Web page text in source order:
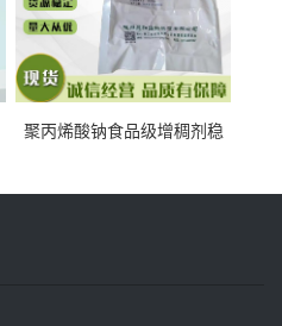
聚丙烯酸钠食品级增稠剂稳